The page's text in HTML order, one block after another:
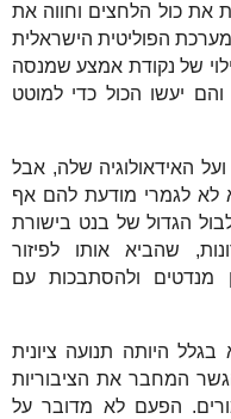
את כול הלחצים וחווה את
הפוליטית הישראלית
של נקודת אמצע שמנסה
יעשו הכול כדי למוטט
האידאולוגיה שלה, אבל
לא לגמרי מודעת להם אף
הגדול של בנט בישורת
שהביא אותו לפיזור
מנדטים ולהסתבכות עם
היותה תנועה ציונית
המחבר את הציבוריות
הפעם לא מדובר על